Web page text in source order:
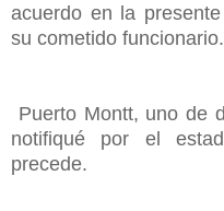
acuerdo en la
su cometido
Puerto Montt, uno de
notifiqué por el
precede.